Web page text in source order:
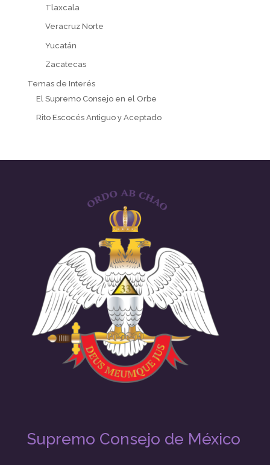
Tlaxcala
Veracruz Norte
Yucatán
Zacatecas
Temas de Interés
El Supremo Consejo en el Orbe
Rito Escocés Antiguo y Aceptado
Supremo Consejo de México